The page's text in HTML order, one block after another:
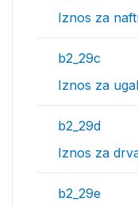
Iznos za
b2_29c
Iznos za
b2_29d
Iznos za
b2_29e